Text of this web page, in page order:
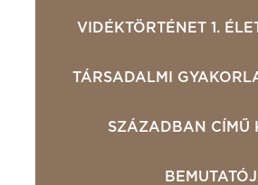
VIDÉKTÖRTÉNET 1.
TÁRSADALMI
SZÁZADBAN CÍMŰ